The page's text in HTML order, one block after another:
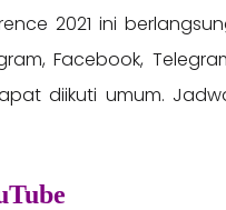
2021 ini
Facebook,
diikuti umum.